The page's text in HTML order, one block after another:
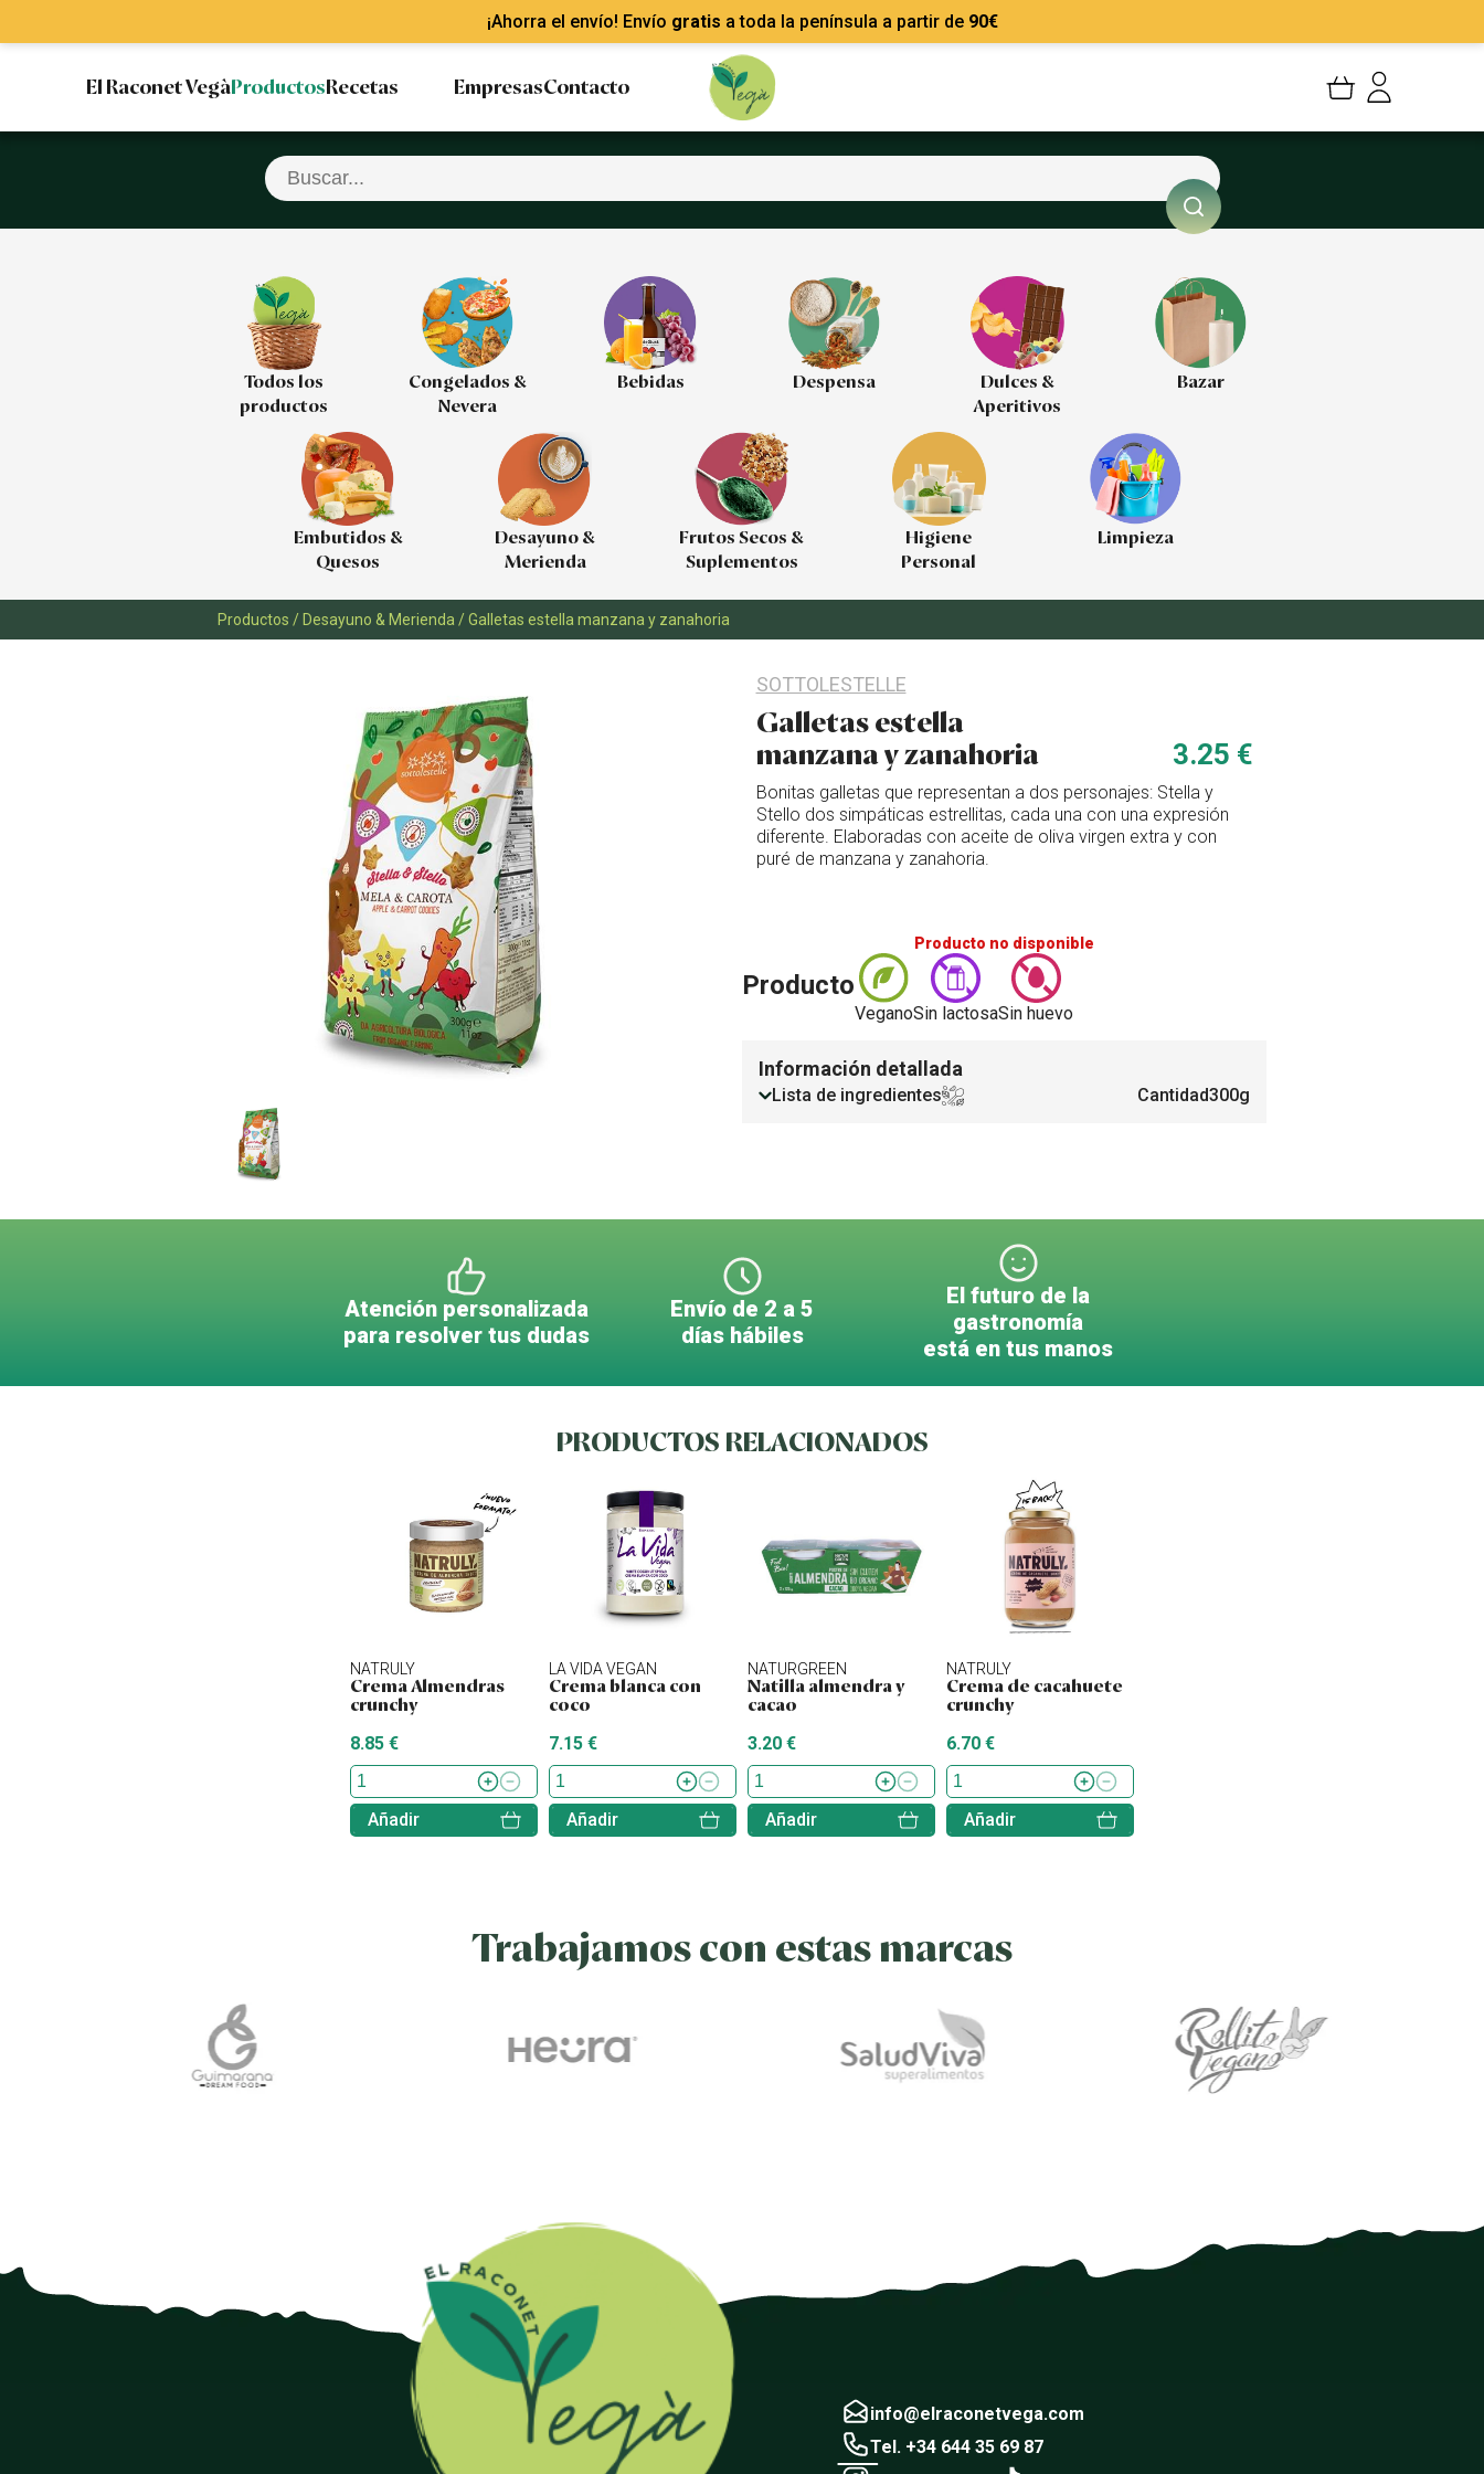
¡Ahorra el envío! Envío gratis a toda la península a partir de 90€
El Raconet VegàProductosRecetas EmpresasContacto
Cerrar sesión
Todos los
productos
Congelados &
Nevera
Bebidas Despensa
Dulces &
Aperitivos
Bazar
Embutidos &
Quesos
Desayuno &
Merienda
Frutos Secos &
Suplementos
Higiene
Personal
Limpieza
Productos /Desayuno & Merienda /Galletas estella manzana y zanahoria
SOTTOLESTELLE
Galletas estella
manzana y zanahoria
3.25 €
Bonitas galletas que representan a dos personajes: Stella y
Stello dos simpáticas estrellitas, cada una con una expresión
diferente. Elaboradas con aceite de oliva virgen extra y con
puré de manzana y zanahoria.
Producto no disponible
Producto
VeganoSin lactosaSin huevo
Información detallada
Cantidad300g
Lista de ingredientes
Atención personalizada
para resolver tus dudas
Envío de 2 a 5
días hábiles
El futuro de la
gastronomía
está en tus manos
PRODUCTOS RELACIONADOS
NATRULY
Crema Almendras
crunchy
8.85 €
Añadir
LA VIDA VEGAN
Crema blanca con
coco
7.15 €
Añadir
NATURGREEN
Natilla almendra y
cacao
3.20 €
Añadir
NATRULY
Crema de cacahuete
crunchy
6.70 €
Añadir
Trabajamos con estas marcas
info@elraconetvega.com
Tel. +34 644 35 69 87